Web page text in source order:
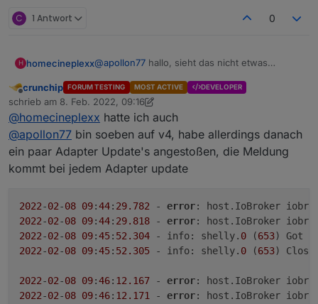
NODE_MODULE(unix_dgram, Initialize)
C 1 Antwort 0
H homecineplexx@apollon77 hallo, sieht das nicht etwas
iobroker status
(node:10529) Warning: Accessing non-
(Use `node --trace-warnings ...` to
(node:10529) Warning: Accessing
(node:10529) Warning: Accessing
(node:10529) Warning: Accessing non-
iobroker is running on this host.
Objects type: jsonl
States  type: jsonl
Offline
crunchip FORUM TESTING MOST ACTIVE DEVELOPER
schrieb am 8. Feb. 2022, 09:16
zuletzt editiert von crunchip2. Aug. 2022, 12:28
@homecineplexx hatte ich auch
@apollon77 bin soeben auf v4, habe allerdings danach
ein paar Adapter Update's angestoßen, die Meldung
kommt bei jedem Adapter update
2022-02-08 09:44: 29.782 - error: host.IoBroker
2022-02-08 09:44: 29.818 - error: host.IoBroker
2022-02-08 09:45: 52.304 - info: shelly. 0 (653
2022-02-08 09:45: 52.305 - info: shelly. 0 (653)
2022-02-08 09:46: 12.167 - error: host.IoBroker
2022-02-08 09:46: 12.171 - error: host.IoBroker